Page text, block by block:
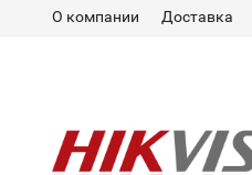
О компании Доставка